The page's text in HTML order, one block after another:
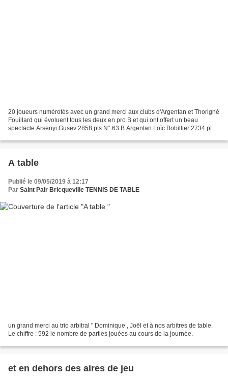
20 joueurs numérotés avec un grand merci aux clubs d'Argentan et Thorigné
Fouillard qui évoluent tous les deux en pro B et qui ont offert un beau
spectacle Arsenyi Gusev 2858 pts N° 63 B Argentan Loïc Bobillier 2734 pts
A table
Publié le 09/05/2019 à 12:17
Par Saint Pair Bricqueville TENNIS DE TABLE
un grand merci au trio arbitral " Dominique , Joël et à nos arbitres de table.
Le chiffre : 592 le nombre de parties jouées au cours de la journée.
et en dehors des aires de jeu